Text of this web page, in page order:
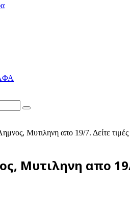
Αναζήτηση
Μυτιληνη απο 19/7. Δείτε τιμές
Μυτιληνη απο